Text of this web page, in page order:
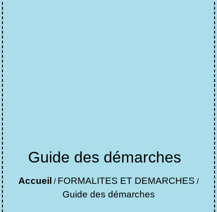
Guide des démarches
Accueil / FORMALITES ET DEMARCHES /
Guide des démarches